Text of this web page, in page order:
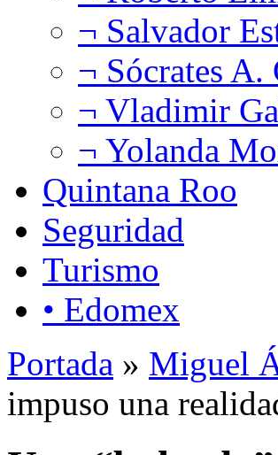
¬ Salvador
¬ Sócrates A.
¬ Vladimir
¬ Yolanda
Quintana Roo
Seguridad
Turismo
• Edomex
Portada » Miguel
impuso una